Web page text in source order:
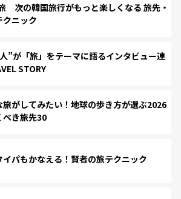
次の韓国旅行がもっと楽しくなる 旅先・
クニック
”が「旅」をテーマに語るインタビュー連
STORY
旅がしてみたい！地球の歩き方が選ぶ2026
べき旅先30
イパもかなえる！賢者の旅テクニック